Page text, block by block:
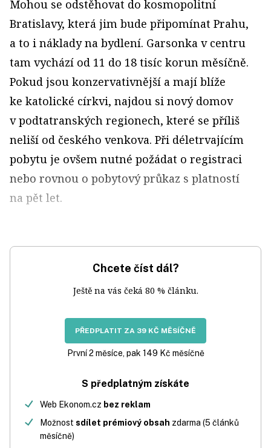
Mohou se odstěhovat do kosmopolitní
Bratislavy, která jim bude připomínat Prahu,
a to i náklady na bydlení. Garsonka v centru
tam vychází od 11 do 18 tisíc korun měsíčně.
Pokud jsou konzervativnější a mají blíže
ke katolické církvi, najdou si nový domov
v podtatranských regionech, které se příliš
neliší od českého venkova. Při déletrvajícím
pobytu je ovšem nutné požádat o registraci
nebo rovnou o pobytový průkaz s platností
na pět let.
Chcete číst dál?
Ještě na vás čeká 80 % článku.
PŘEDPLATIT ZA 39 KČ MĚSÍČNĚ
První 2 měsíce, pak 149 Kč měsíčně
S předplatným získáte
Web Ekonom.cz bez reklam
Možnost sdílet prémiový obsah zdarma (5 článků
měsíčně)